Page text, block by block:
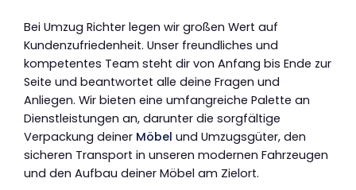
Bei Umzug Richter legen wir großen Wert auf
Kundenzufriedenheit. Unser freundliches und
kompetentes Team steht dir von Anfang bis Ende zur
Seite und beantwortet alle deine Fragen und
Anliegen. Wir bieten eine umfangreiche Palette an
Dienstleistungen an, darunter die sorgfältige
Verpackung deiner Möbel und Umzugsgüter, den
sicheren Transport in unseren modernen Fahrzeugen
und den Aufbau deiner Möbel am Zielort.